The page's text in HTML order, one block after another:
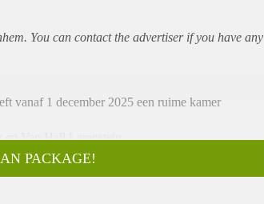
You can contact the advertiser if you have any
vanaf 1 december 2025 een ruime kamer
en Van Hall Larenstein.
PACKAGE!